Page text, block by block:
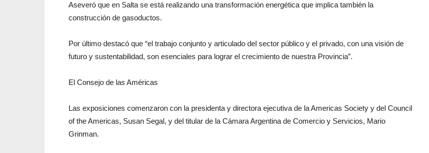
Aseveró que en Salta se está realizando una transformación energética que implica también la
construcción de gasoductos.
Por último destacó que “el trabajo conjunto y articulado del sector público y el privado, con una visión de
futuro y sustentabilidad, son esenciales para lograr el crecimiento de nuestra Provincia”.
El Consejo de las Américas
Las exposiciones comenzaron con la presidenta y directora ejecutiva de la Americas Society y del Council
of the Americas, Susan Segal, y del titular de la Cámara Argentina de Comercio y Servicios, Mario
Grinman.